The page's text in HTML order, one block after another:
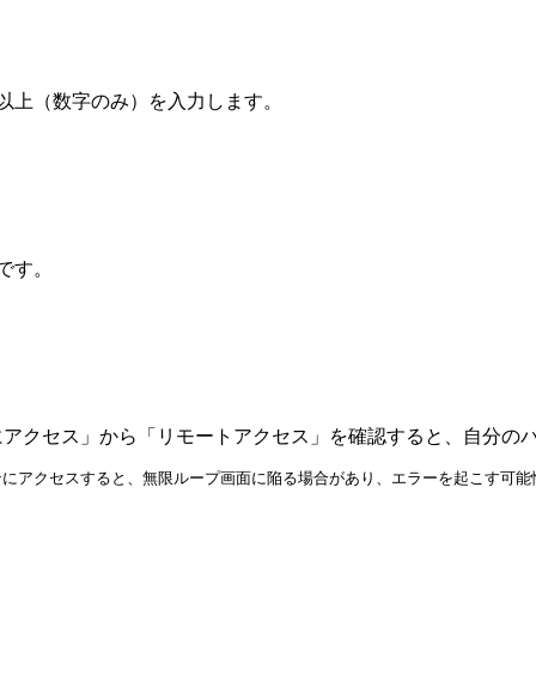
（数字のみ）を入力します。
す。
セス」から「リモートアクセス」を確認すると、自分の
アクセスすると、無限ループ画面に陥る場合があり、エラーを起こす可